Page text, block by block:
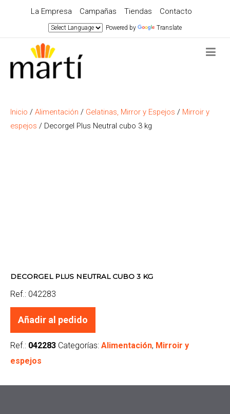
La Empresa Campañas Tiendas Contacto
Powered by Translate
Inicio / Alimentación / Gelatinas, Mirror y Espejos / Mirroir y
espejos / Decorgel Plus Neutral cubo 3 kg
DECORGEL PLUS NEUTRAL CUBO 3 KG
Ref.: 042283
Añadir al pedido
Ref.: 042283 Categorías: Alimentación, Mirroir y
espejos